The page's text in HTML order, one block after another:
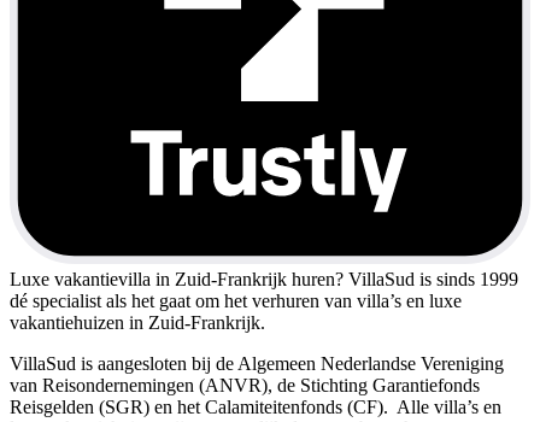
Luxe vakantievilla in Zuid-Frankrijk huren? VillaSud is sinds 1999
dé specialist als het gaat om het verhuren van villa’s en luxe
vakantiehuizen in Zuid-Frankrijk.
VillaSud is aangesloten bij de Algemeen Nederlandse Vereniging
van Reisondernemingen (ANVR), de Stichting Garantiefonds
Reisgelden (SGR) en het Calamiteitenfonds (CF). Alle villa’s en